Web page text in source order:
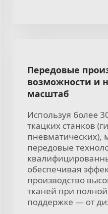
Передовые
возможности и
масштаб
Используя более
ткацких станков
пневматических),
передовые
обеспечивая
производство
тканей при
поддержке — от